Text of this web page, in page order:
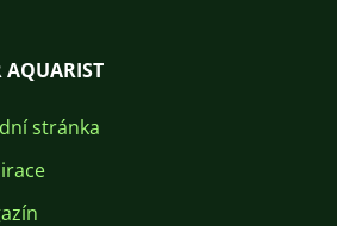
AQUARIST
stránka